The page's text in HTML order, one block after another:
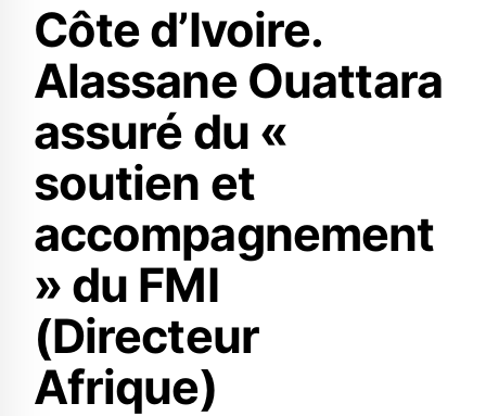
Côte d’Ivoire.
Alassane Ouattara
assuré du «
soutien et
accompagnement
» du FMI
(Directeur
Afrique)